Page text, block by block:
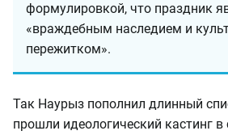
формулировкой, что праздник
«враждебным наследием и
пережитком».
Так Наурыз пополнил длинный
прошли идеологический кастинг в